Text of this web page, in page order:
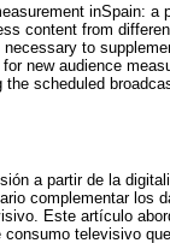
inSpain:
content from
to
new audience
scheduled
a partir de la
complementar los
Este artículo
consumo televisivo